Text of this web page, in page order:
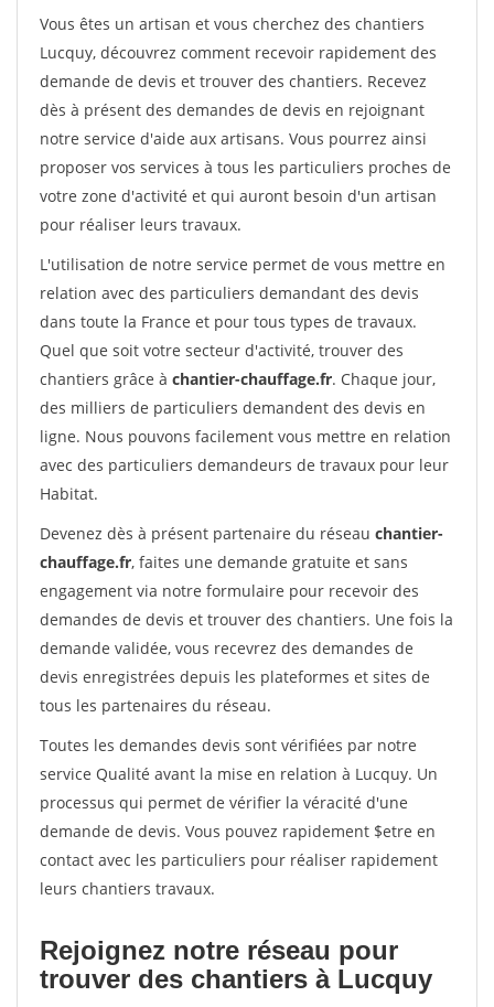
Vous êtes un artisan et vous cherchez des chantiers
Lucquy, découvrez comment recevoir rapidement des
demande de devis et trouver des chantiers. Recevez
dès à présent des demandes de devis en rejoignant
notre service d'aide aux artisans. Vous pourrez ainsi
proposer vos services à tous les particuliers proches de
votre zone d'activité et qui auront besoin d'un artisan
pour réaliser leurs travaux.
L'utilisation de notre service permet de vous mettre en
relation avec des particuliers demandant des devis
dans toute la France et pour tous types de travaux.
Quel que soit votre secteur d'activité, trouver des
chantiers grâce à chantier-chauffage.fr. Chaque jour,
des milliers de particuliers demandent des devis en
ligne. Nous pouvons facilement vous mettre en relation
avec des particuliers demandeurs de travaux pour leur
Habitat.
Devenez dès à présent partenaire du réseau chantier-
chauffage.fr, faites une demande gratuite et sans
engagement via notre formulaire pour recevoir des
demandes de devis et trouver des chantiers. Une fois la
demande validée, vous recevrez des demandes de
devis enregistrées depuis les plateformes et sites de
tous les partenaires du réseau.
Toutes les demandes devis sont vérifiées par notre
service Qualité avant la mise en relation à Lucquy. Un
processus qui permet de vérifier la véracité d'une
demande de devis. Vous pouvez rapidement $etre en
contact avec les particuliers pour réaliser rapidement
leurs chantiers travaux.
Rejoignez notre réseau pour
trouver des chantiers à Lucquy